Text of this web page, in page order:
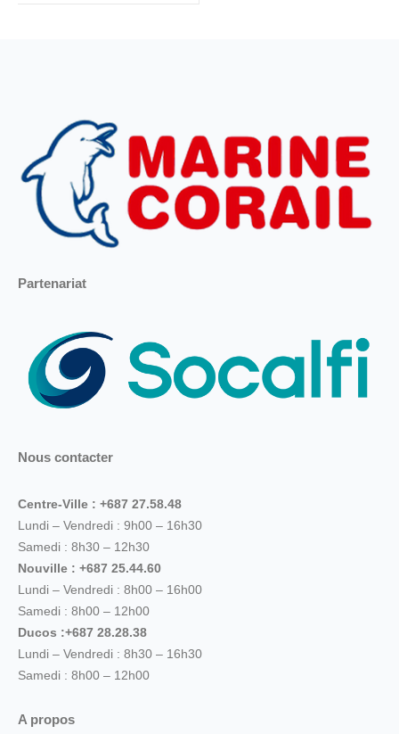
Partenariat
Nous contacter
Centre-Ville : +687 27.58.48
Lundi – Vendredi : 9h00 – 16h30
Samedi : 8h30 – 12h30
Nouville : +687 25.44.60
Lundi – Vendredi : 8h00 – 16h00
Samedi : 8h00 – 12h00
Ducos :+687 28.28.38
Lundi – Vendredi : 8h30 – 16h30
Samedi : 8h00 – 12h00
A propos